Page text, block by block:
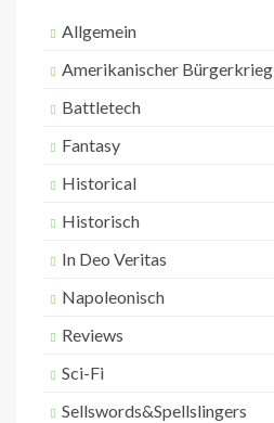
Allgemein
Amerikanischer Bürgerkrieg
Battletech
Fantasy
Historical
Historisch
In Deo Veritas
Napoleonisch
Reviews
Sci-Fi
Sellswords&Spellslingers